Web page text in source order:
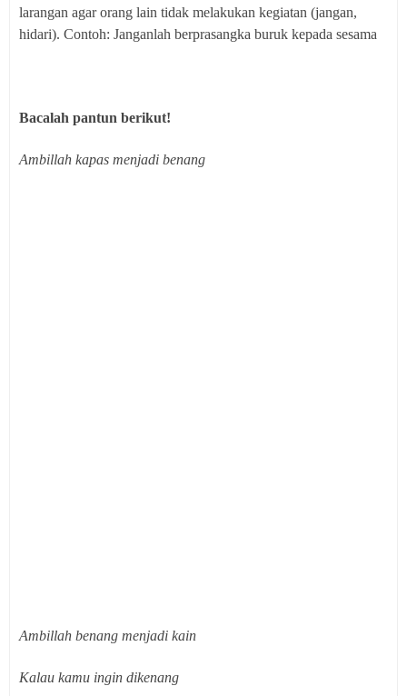
larangan agar orang lain tidak melakukan kegiatan (jangan,
hidari). Contoh: Janganlah berprasangka buruk kepada sesama
Bacalah pantun berikut!
Ambillah kapas menjadi benang
Ambillah benang menjadi kain
Kalau kamu ingin dikenang